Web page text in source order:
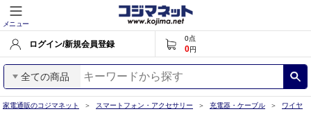
メニュー
ログイン/新規会員登録
0点
0円
全ての商品
家電通販のコジマネット スマートフォン・アクセサリー 充電器・ケーブル
ワイヤ